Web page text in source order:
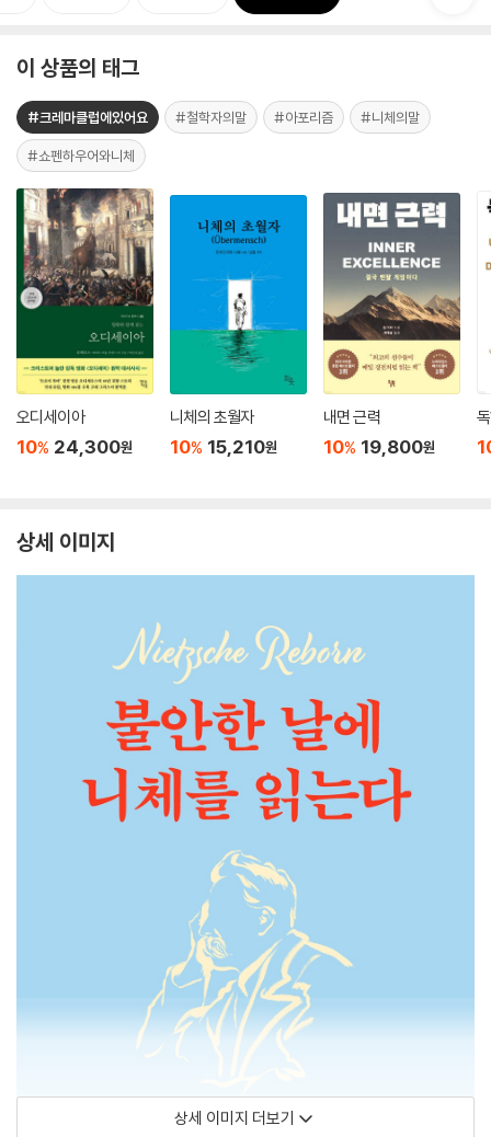
이 상품의 태그
#크레마클럽에있어요 #철학자의말 #아포리즘 #니체의말
#쇼펜하우어와니체
오디세이아
10% 24,300원
니체의 초월자
10% 15,210원
내면 근력
10% 19,800원
상세 이미지
상세 이미지 더보기